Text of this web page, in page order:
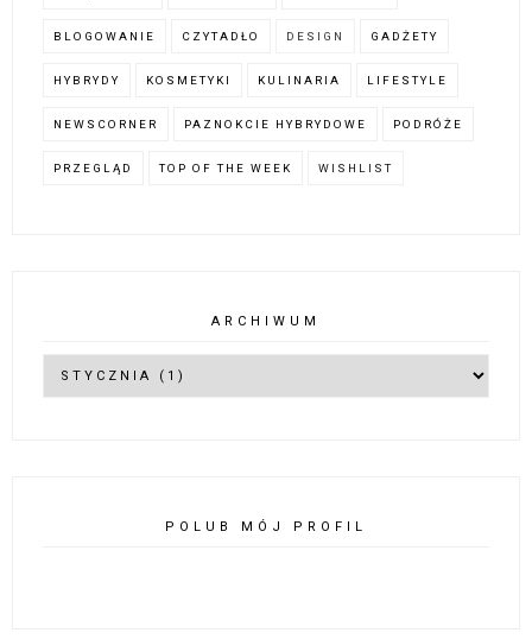
BLOGOWANIE CZYTADŁO DESIGN GADŻETY
HYBRYDY KOSMETYKI KULINARIA LIFESTYLE
NEWSCORNER PAZNOKCIE HYBRYDOWE PODRÓŻE
PRZEGLĄD TOP OF THE WEEK WISHLIST
ARCHIWUM
POLUB MÓJ PROFIL